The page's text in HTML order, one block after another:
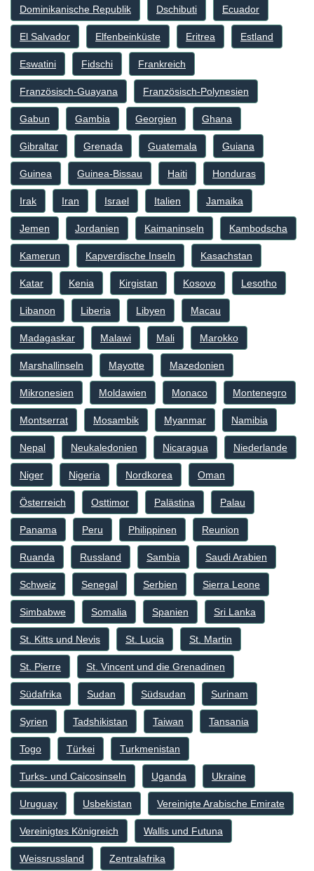
Dominikanische Republik Dschibuti Ecuador
El Salvador Elfenbeinküste Eritrea Estland
Eswatini Fidschi Frankreich
Französisch-Guayana Französisch-Polynesien
Gabun Gambia Georgien Ghana
Gibraltar Grenada Guatemala Guiana
Guinea Guinea-Bissau Haiti Honduras
Irak Iran Israel Italien Jamaika
Jemen Jordanien Kaimaninseln Kambodscha
Kamerun Kapverdische Inseln Kasachstan
Katar Kenia Kirgistan Kosovo Lesotho
Libanon Liberia Libyen Macau
Madagaskar Malawi Mali Marokko
Marshallinseln Mayotte Mazedonien
Mikronesien Moldawien Monaco Montenegro
Montserrat Mosambik Myanmar Namibia
Nepal Neukaledonien Nicaragua Niederlande
Niger Nigeria Nordkorea Oman
Österreich Osttimor Palästina Palau
Panama Peru Philippinen Reunion
Ruanda Russland Sambia Saudi Arabien
Schweiz Senegal Serbien Sierra Leone
Simbabwe Somalia Spanien Sri Lanka
St. Kitts und Nevis St. Lucia St. Martin
St. Pierre St. Vincent und die Grenadinen
Südafrika Sudan Südsudan Surinam
Syrien Tadshikistan Taiwan Tansania
Togo Türkei Turkmenistan
Turks- und Caicosinseln Uganda Ukraine
Uruguay Usbekistan Vereinigte Arabische Emirate
Vereinigtes Königreich Wallis und Futuna
Weissrussland Zentralafrika